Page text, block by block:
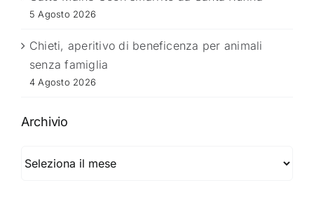
5 Agosto 2026
Chieti, aperitivo di beneficenza per animali
senza famiglia
4 Agosto 2026
Archivio